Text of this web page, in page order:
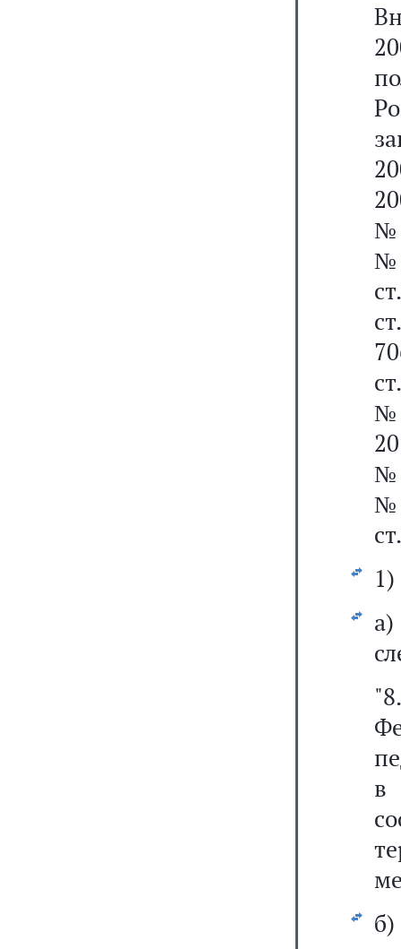
№
№
№
№
№
в